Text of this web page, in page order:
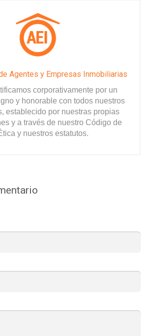
Agentes y Empresas Inmobiliarias
corporativamente por un
y honorable con todos nuestros
establecido por nuestras propias
y a través de nuestro Código de
y nuestros estatutos.